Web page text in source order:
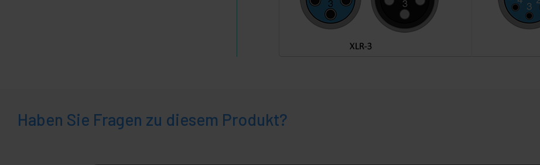
Haben Sie Fragen zu diesem Produkt?